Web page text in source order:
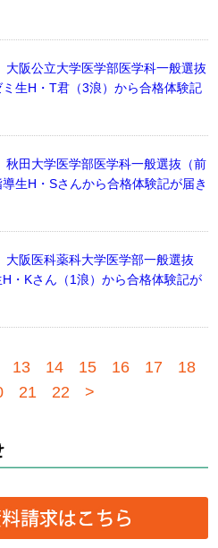
大阪公立大学医学部医学科一般選抜
ミ生H・T君（3浪）から合格体験記
秋田大学医学部医学科一般選抜（前
生H・Sさんから合格体験記が届き
大阪医科薬科大学医学部一般選抜
H・Kさん（1浪）から合格体験記が
13 14 15 16 17
18
21 22 >